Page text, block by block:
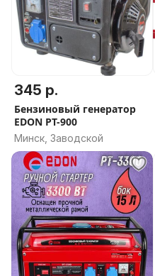
345 р.
Бензиновый генератор
EDON PT-900
Минск, Заводской